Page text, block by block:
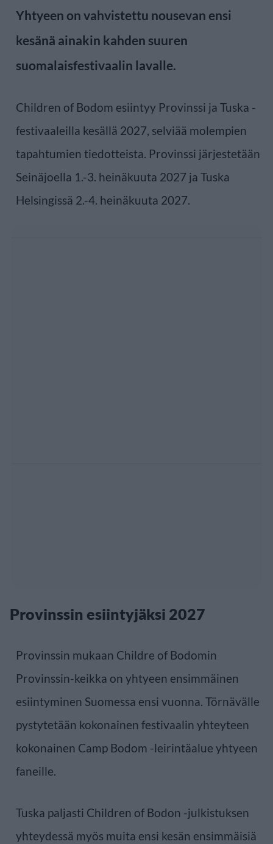
Yhtyeen on vahvistettu nousevan ensi
kesänä ainakin kahden suuren
suomalaisfestivaalin lavalle.
Children of Bodom esiintyy Provinssi ja Tuska -
festivaaleilla kesällä 2027, selviää molempien
tapahtumien tiedotteista. Provinssi järjestetään
Seinäjoella 1.-3. heinäkuuta 2027 ja Tuska
Helsingissä 2.-4. heinäkuuta 2027.
Provinssin esiintyjäksi 2027
Provinssin mukaan Childre of Bodomin
Provinssin-keikka on yhtyeen ensimmäinen
esiintyminen Suomessa ensi vuonna. Törnävälle
pystytetään kokonainen festivaalin yhteyteen
kokonainen Camp Bodom -leirintäalue yhtyeen
faneille.
Tuska paljasti Children of Bodon -julkistuksen
yhteydessä myös muita ensi kesän ensimmäisiä